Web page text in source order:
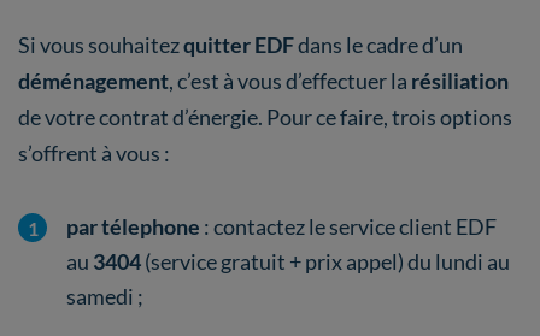
Si vous souhaitezquitter EDFdans le cadre d’un
déménagement, c’est à vous d’effectuer la résiliation
de votre contrat d’énergie. Pour ce faire, trois options
s’offrent à vous :
par télephone : contactez le service client EDF
au 3404(service gratuit + prix appel) du lundi au
samedi ;